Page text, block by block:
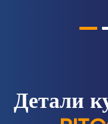
Детали